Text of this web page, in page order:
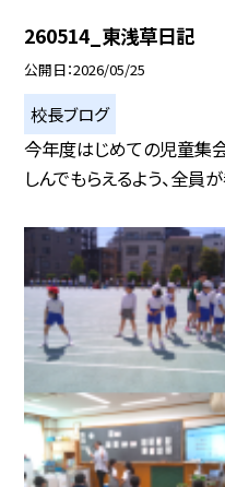
260514_東浅草日記
公開日 2026/05/25
校長ブログ
今年度はじめての児童集
しんでもらえるよう、全員